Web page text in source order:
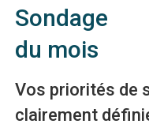
Sondage
du mois
Vos priorités de
clairement